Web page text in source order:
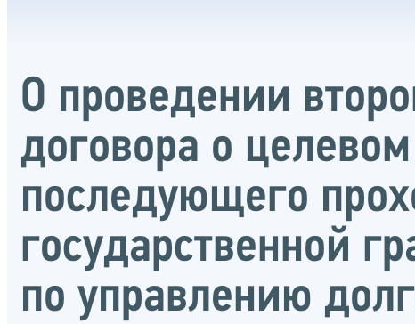
О проведении
договора о
последующего
государственной
по управлению